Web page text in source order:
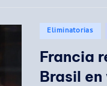
Publicado
Eliminatorias
Francia
Brasil